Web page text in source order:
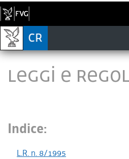
LEGGI E
Indice:
L.R. n. 8/1995